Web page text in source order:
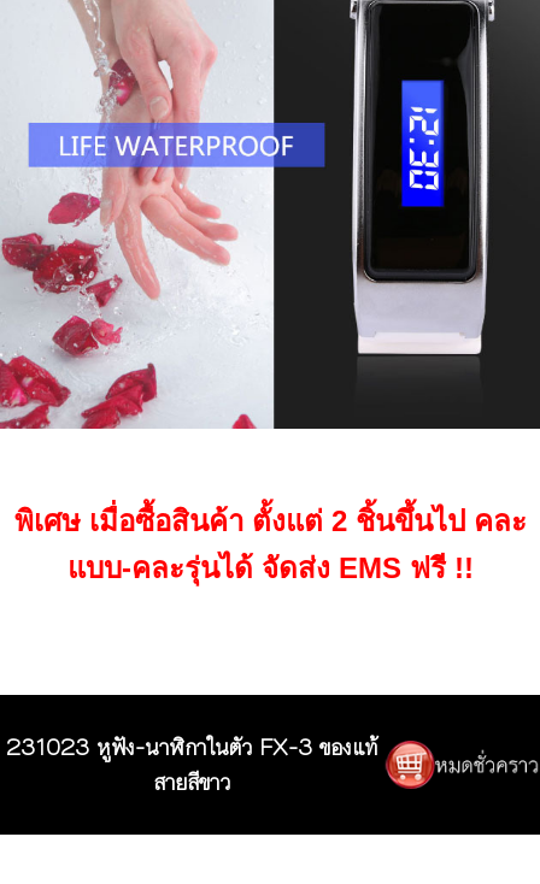
พิเศษ เมื่อซื้อสินค้า ตั้งแต่ 2 ชิ้นขึ้นไป คละ
แบบ-คละรุ่นได้ จัดส่ง EMS ฟรี !!
231023 หูฟัง-นาฬิกาในตัว FX-3 ของแท้
สายสีขาว